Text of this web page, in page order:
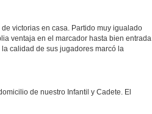
victorias en casa. Partido muy igualado
ventaja en el marcador hasta bien entrada
calidad de sus jugadores marcó la
de nuestro Infantil y Cadete. El